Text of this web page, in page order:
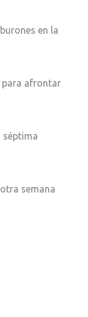
en la
para afrontar
séptima
semana